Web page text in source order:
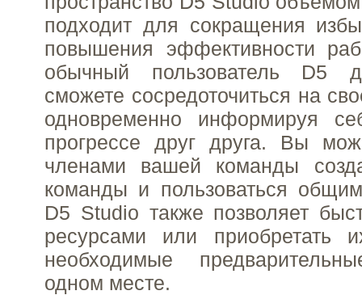
подходит для сокращения
повышения эффективности
обычный пользователь D5
сможете сосредоточиться на
одновременно информируя
прогрессе друг друга. Вы
членами вашей команды
команды и пользоваться
D5 Studio также позволяет
ресурсами или приобретать
необходимые
одном месте.